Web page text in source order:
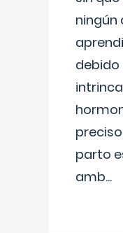
ningún
debido
parto
amb...